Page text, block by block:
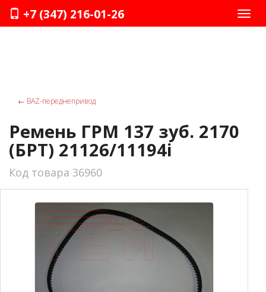
+7 (347) 216-01-26
← ВАZ-переднепривод
Ремень ГРМ 137 зуб. 2170
(БРТ) 21126/11194i
Код товара 36960